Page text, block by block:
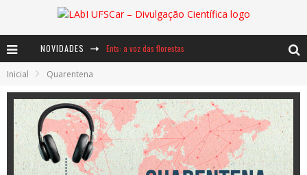
NOVIDADES Ents: a voz das florestas
Baú de Histórias - A jamais imaginada aventura com os moinhos de vento
Inicial Quarentena